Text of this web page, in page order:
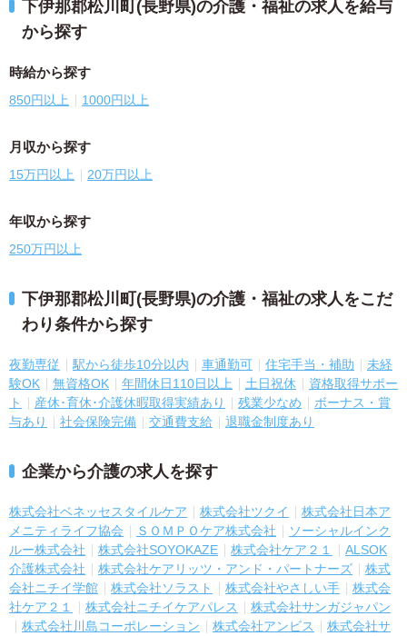
下伊那郡松川町(長野県)の介護・福祉の求人を給与
から探す
時給から探す
850円以上 1000円以上
月収から探す
15万円以上 20万円以上
年収から探す
250万円以上
下伊那郡松川町(長野県)の介護・福祉の求人をこだ
わり条件から探す
夜勤専従 駅から徒歩10分以内 車通勤可 住宅手当・補助
未経
験OK
無資格OK 年間休日110日以上 土日祝休
資格取得サポー
ト
産休･育休･介護休暇取得実績あり 残業少なめ
ボーナス・賞
与あり
社会保険完備 交通費支給 退職金制度あり
企業から介護の求人を探す
株式会社ベネッセスタイルケア 株式会社ツクイ
株式会社日本ア
メニティライフ協会
ＳＯＭＰＯケア株式会社
ソーシャルインク
ルー株式会社
株式会社SOYOKAZE 株式会社ケア２１
ALSOK
介護株式会社
株式会社ケアリッツ・アンド・パートナーズ
株式
会社ニチイ学館
株式会社ソラスト 株式会社やさしい手
株式会
社ケア２１
株式会社ニチイケアパレス
株式会社サンガジャパン
株式会社川島コーポレーション
株式会社アンビス
株式会社サ